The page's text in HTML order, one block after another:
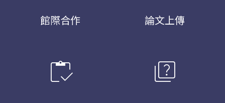
館際合作 論文上傳
inventory quiz